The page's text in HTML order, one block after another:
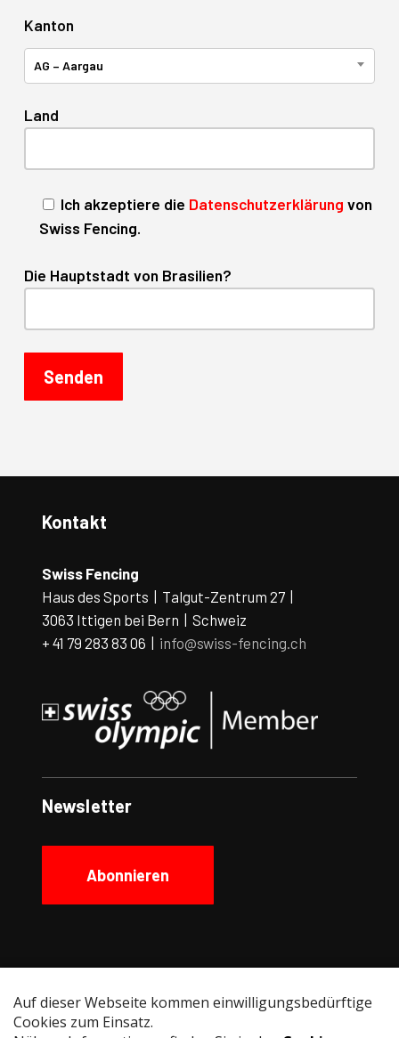
Kanton
AG – Aargau
Land
Ich akzeptiere die Datenschutzerklärung von
Swiss Fencing.
Die Hauptstadt von Brasilien?
Kontakt
Swiss Fencing
Haus des Sports | Talgut-Zentrum 27 |
3063 Ittigen bei Bern | Schweiz
+ 41 79 283 83 06 | info@swiss-fencing.ch
Newsletter
Abonnieren
Instagram Facebook